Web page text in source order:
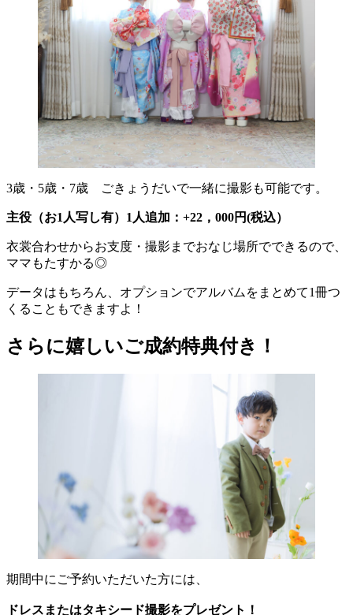
3歳・5歳・7歳 ごきょうだいで一緒に撮影も可能です。
主役（お1人写し有）1人追加：+22，000円(税込）
衣裳合わせからお支度・撮影までおなじ場所でできるので、
ママもたすかる◎
データはもちろん、オプションでアルバムをまとめて1冊つ
くることもできますよ！
さらに嬉しいご成約特典付き！
期間中にご予約いただいた方には、
ドレスまたはタキシード撮影をプレゼント！